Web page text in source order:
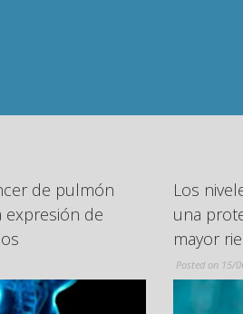
elevados de
con un
Se
clínico
hepatitis
Posted on 26/